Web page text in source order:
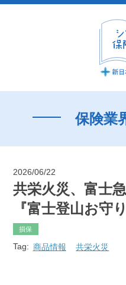
保険業
2026/06/22
共栄火災、富士
『富士登山お守
損保
Tag: 商品情報 共栄火災